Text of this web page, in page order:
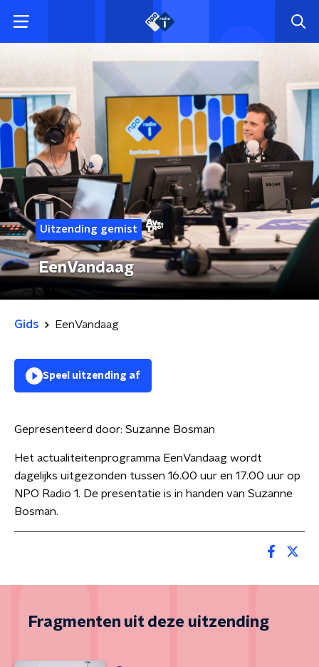
Uitzending gemist
EenVandaag
Gids EenVandaag
Speel uitzending af
Gepresenteerd door: Suzanne Bosman
Het actualiteitenprogramma EenVandaag wordt
dagelijks uitgezonden tussen 16.00 uur en 17.00 uur op
NPO Radio 1. De presentatie is in handen van Suzanne
Bosman.
Fragmenten uit deze uitzending